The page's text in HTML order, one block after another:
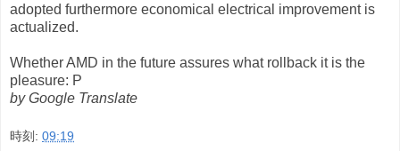
adopted furthermore economical electrical improvement is
actualized.
Whether AMD in the future assures what rollback it is the
pleasure: P
by Google Translate
時刻: 09:19